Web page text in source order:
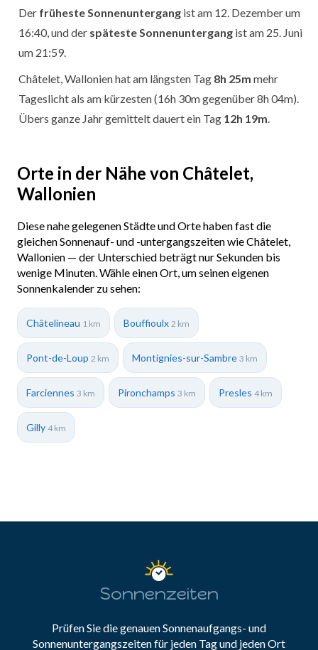
Der früheste Sonnenuntergang ist am 12. Dezember um
16:40, und der späteste Sonnenuntergang ist am 25. Juni
um 21:59.
Châtelet, Wallonien hat am längsten Tag 8h 25m mehr
Tageslicht als am kürzesten (16h 30m gegenüber 8h 04m).
Übers ganze Jahr gemittelt dauert ein Tag 12h 19m
Orte in der Nähe von Châtelet,
Wallonien
Diese nahe gelegenen Städte und Orte haben fast die
gleichen Sonnenauf- und -untergangszeiten wie Châtelet,
Wallonien — der Unterschied beträgt nur Sekunden bis
wenige Minuten. Wähle einen Ort, um seinen eigenen
Sonnenkalender zu sehen:
Châtelineau 1 km Bouffioulx 2 km
Pont-de-Loup 2 km Montignies-sur-Sambre 3 km
Farciennes 3 km Pironchamps 3 km Presles 4 km
Gilly 4 km
Sonnenzeiten
Prüfen Sie die genauen Sonnenaufgangs- und
Sonnenuntergangszeiten für jeden Tag und jeden Ort